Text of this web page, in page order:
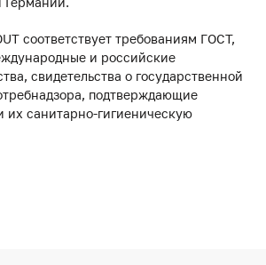
соответствует требованиям ГОСТ,
и российские
свидетельства о государственной
подтверждающие
их санитарно-гигиеническую